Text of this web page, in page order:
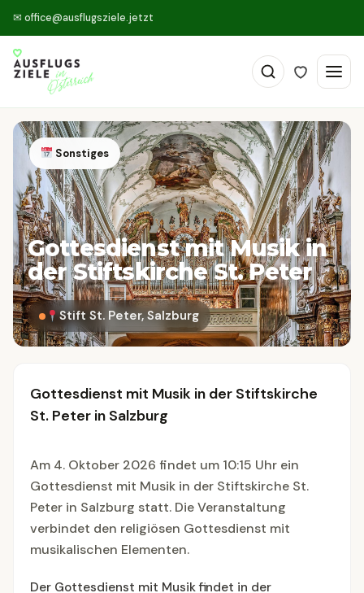
✉ office@ausflugsziele.jetzt
Sonstiges
Gottesdienst mit Musik in
der Stiftskirche St. Peter
Stift St. Peter, Salzburg
Gottesdienst mit Musik in der Stiftskirche
St. Peter in Salzburg
Am 4. Oktober 2026 findet um 10:15 Uhr ein
Gottesdienst mit Musik in der Stiftskirche St.
Peter in Salzburg statt. Die Veranstaltung
verbindet den religiösen Gottesdienst mit
musikalischen Elementen.
Der Gottesdienst mit Musik findet in der